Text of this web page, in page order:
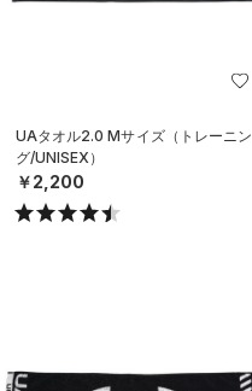
UAタオル2.0 Mサイズ（トレーニン
グ/UNISEX）
￥2,200